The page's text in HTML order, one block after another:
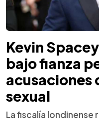
Kevin
bajo fianza
acusaciones
sexual
La fiscalía